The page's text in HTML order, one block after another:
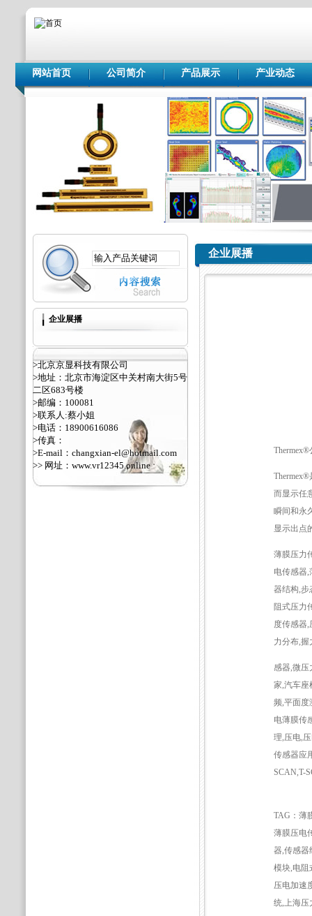
网站首页 公司简介 产品展示 产业动态
企业展播
>北京京显科技有限公司
>地址：北京市海淀区中关村南大街5号
二区683号楼
>邮编：100081
>联系人:蔡小姐
>电话：18900616086
>传真：
>E-mail：changxian-el@hotmail.com
>> 网址： www.vr12345.online
企业展播
Thermex®
而显示任
瞬间和永
显示出点
薄膜压力
电传感器,
器结构,步
阻式压力
度传感器
力分布,握
感器,微压
家,汽车座
频,平面度
电薄膜传
理,压电,
传感器应
SCAN,T-
TAG：薄
薄膜压电
器,传感器
模块,电阻
压电加速
统,上海压